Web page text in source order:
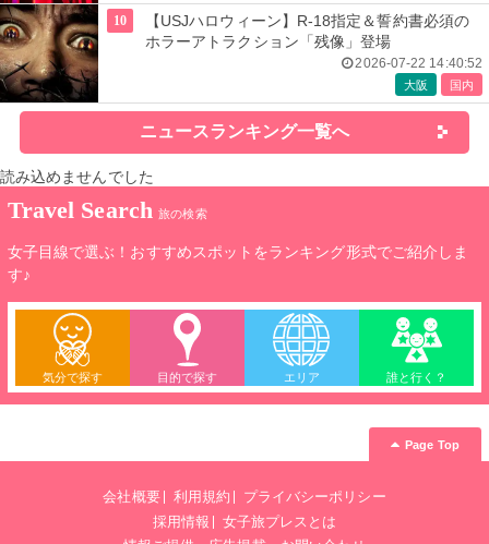
10
【USJハロウィーン】R-18指定＆誓約書必須の
ホラーアトラクション「残像」登場
2026-07-22 14:40:52
大阪 国内
ニュースランキング一覧へ
読み込めませんでした
Travel Search 旅の検索
女子目線で選ぶ！おすすめスポットをランキング形式でご紹介しま
す♪
気分で探す 目的で探す エリア 誰と行く？
Page Top
会社概要 利用規約
プライバシーポリシー
採用情報
女子旅プレスとは